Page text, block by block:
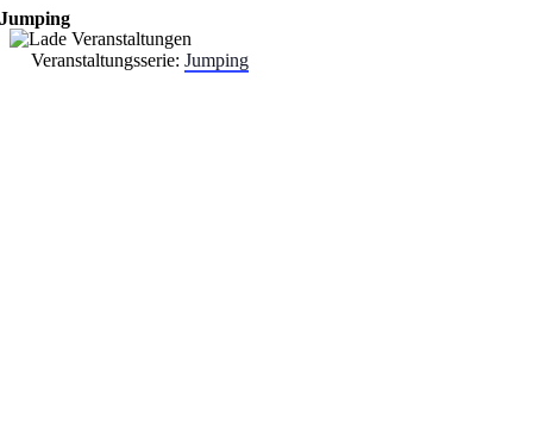
Jumping
Veranstaltungsserie: Jumping